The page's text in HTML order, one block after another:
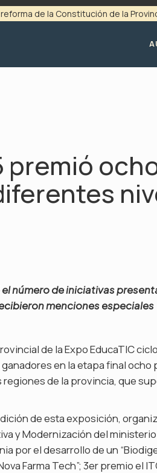
de la Constitución de la
premió
número de iniciativas
menciones especiales
de la Expo EducaTIC
en la etapa final ocho
de la provincia, que
de esta exposición,
y Modernización del
por el desarrollo de un
Farma Tech”; 3er premio el